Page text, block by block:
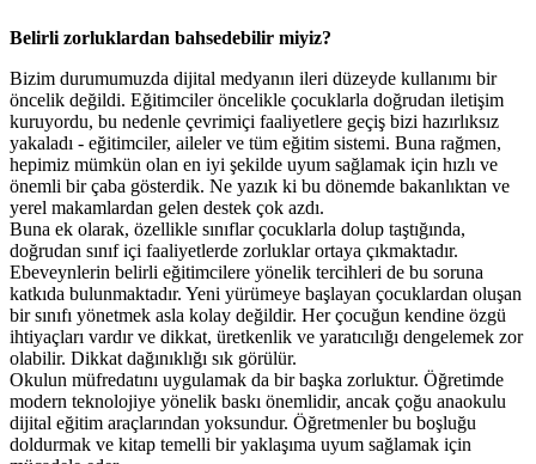
Belirli zorluklardan bahsedebilir miyiz?
Bizim durumumuzda dijital medyanın ileri düzeyde kullanımı bir
öncelik değildi. Eğitimciler öncelikle çocuklarla doğrudan iletişim
kuruyordu, bu nedenle çevrimiçi faaliyetlere geçiş bizi hazırlıksız
yakaladı - eğitimciler, aileler ve tüm eğitim sistemi. Buna rağmen,
hepimiz mümkün olan en iyi şekilde uyum sağlamak için hızlı ve
önemli bir çaba gösterdik. Ne yazık ki bu dönemde bakanlıktan ve
yerel makamlardan gelen destek çok azdı.
Buna ek olarak, özellikle sınıflar çocuklarla dolup taştığında,
doğrudan sınıf içi faaliyetlerde zorluklar ortaya çıkmaktadır.
Ebeveynlerin belirli eğitimcilere yönelik tercihleri de bu soruna
katkıda bulunmaktadır. Yeni yürümeye başlayan çocuklardan oluşan
bir sınıfı yönetmek asla kolay değildir. Her çocuğun kendine özgü
ihtiyaçları vardır ve dikkat, üretkenlik ve yaratıcılığı dengelemek zor
olabilir. Dikkat dağınıklığı sık görülür.
Okulun müfredatını uygulamak da bir başka zorluktur. Öğretimde
modern teknolojiye yönelik baskı önemlidir, ancak çoğu anaokulu
dijital eğitim araçlarından yoksundur. Öğretmenler bu boşluğu
doldurmak ve kitap temelli bir yaklaşıma uyum sağlamak için